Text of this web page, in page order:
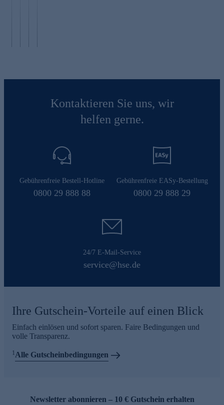
Kontaktieren Sie uns, wir
helfen gerne.
Gebührenfreie Bestell-Hotline
0800 29 888 88
Gebührenfreie EASy-Bestellung
0800 29 888 29
24/7 E-Mail-Service
service@hse.de
Ihre Gutschein-Vorteile auf einen Blick
Einfach einlösen und sofort sparen. Faire Bedingungen und
volle Transparenz.
1Alle Gutscheinbedingungen
Newsletter abonnieren – 10 € Gutschein erhalten